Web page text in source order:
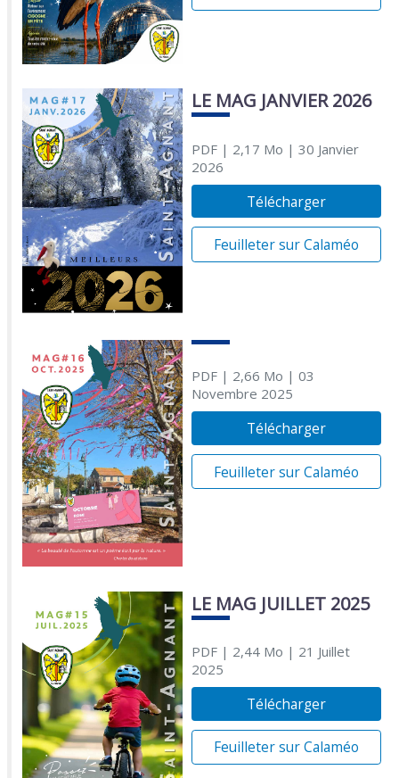
LE MAG JANVIER 2026
PDF| 2,17 Mo | 30 Janvier
2026
Télécharger
Feuilleter sur Calaméo
PDF| 2,66 Mo | 03
Novembre 2025
Télécharger
Feuilleter sur Calaméo
LE MAG JUILLET 2025
PDF| 2,44 Mo | 21 Juillet
2025
Télécharger
Feuilleter sur Calaméo